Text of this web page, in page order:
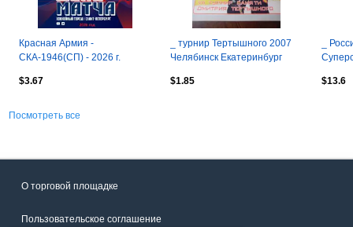
Красная Армия -
СКА-1946(СП) - 2026 г.
Е.Н.Маслова
$3.67
_ турнир Тертышного 2007
Челябинск Екатеринбург
Курган
$1.85
_
$13.6
Посмотреть все
О торговой площадке
Пользовательское соглашение